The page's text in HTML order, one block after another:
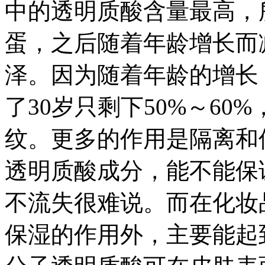
中的透明质酸含量最高
蛋，之后随着年龄增长
泽。因为随着年龄的增
了30岁只剩下50%～
纹。更多的作用是隔离
透明质酸成分，能不能
不流失很难说。而在化
保湿的作用外，主要能